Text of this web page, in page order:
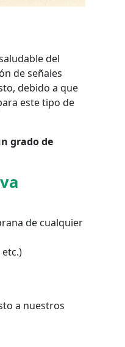
del
de señales
debido a que
este tipo de
grado de
de cualquier
a nuestros